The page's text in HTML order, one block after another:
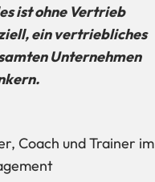
ist ohne Vertrieb
ein vertriebliches
Unternehmen
Coach und Trainer im